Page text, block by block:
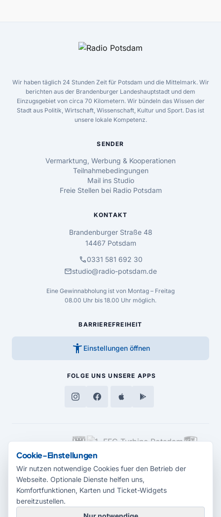
Wir haben täglich 24 Stunden Zeit für Potsdam und die Mittelmark. Wir
berichten aus der Brandenburger Landeshauptstadt und dem
Einzugsgebiet von circa 70 Kilometern. Wir bündeln das Wissen der
Stadt aus Politik, Wirtschaft, Wissenschaft, Kultur und Sport. Das ist
unsere lokale Kompetenz.
SENDER
Vermarktung, Werbung & Kooperationen
Teilnahmebedingungen
Mail ins Studio
Freie Stellen bei Radio Potsdam
KONTAKT
Brandenburger Straße 48
14467 Potsdam
call0331 581 692 30
mailstudio@radio-potsdam.de
Eine Gewinnabholung ist von Montag – Freitag
08.00 Uhr bis 18.00 Uhr möglich.
BARRIEREFREIHEIT
accessibility_new Einstellungen öffnen
FOLGE UNS UNSERE APPS
MEDIENPARTNER
Cookie-Einstellungen
Wir nutzen notwendige Cookies fuer den Betrieb der
Webseite. Optionale Dienste helfen uns,
Komfortfunktionen, Karten und Ticket-Widgets
bereitzustellen.